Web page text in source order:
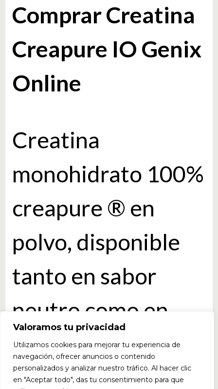
Valoramos tu privacidad
Utilizamos cookies para mejorar tu experiencia de
navegación, ofrecer anuncios o contenido
personalizados y analizar nuestro tráfico. Al hacer clic
en "Aceptar todo", das tu consentimiento para que
Comprar Creatina
Creapure IO Genix
Online
Creatina
monohidrato 100%
creapure ® en
polvo, disponible
tanto en sabor
neutro como en
distintos sabores.
La Crealuxe de